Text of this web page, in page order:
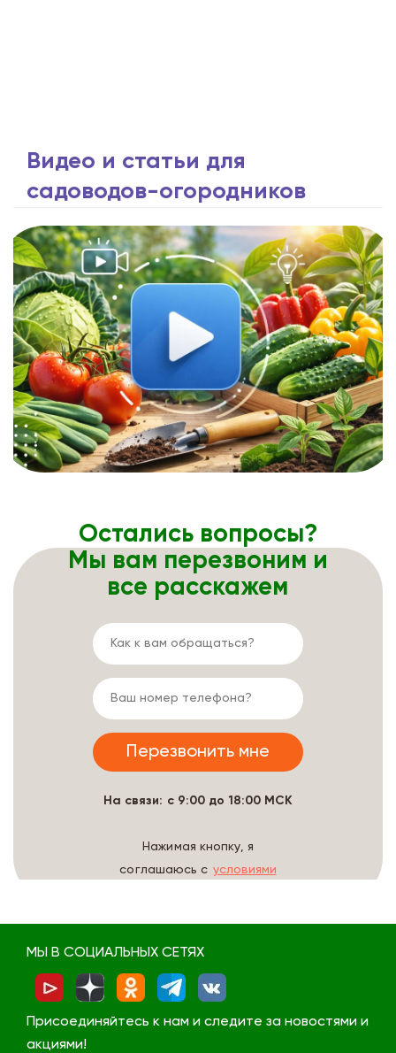
Видео и статьи для
садоводов-огородников
Остались вопросы?
Мы вам перезвоним и
все расскажем
На связи: с 9:00 до 18:00 МСК
Нажимая кнопку, я
соглашаюсь с условиями
МЫ В СОЦИАЛЬНЫХ СЕТЯХ
Присоединяйтесь к нам и следите за новостями и
акциями!